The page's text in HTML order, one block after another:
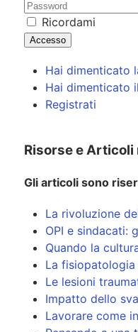
Ricordami
Accesso
Hai dimenticato
Hai dimenticato
Registrati
Risorse e
Gli articoli sono
La rivoluzione
OPI e sindacati:
Quando la
La
Le lesioni
Impatto dello
Lavorare come